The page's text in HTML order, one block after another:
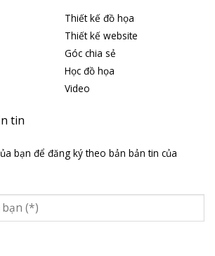
Thiết kế đồ họa
Thiết kế website
Góc chia sẻ
Học đồ họa
Video
tin
bạn để đăng ký theo bản bản tin của